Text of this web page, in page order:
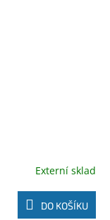
Externí sklad
DO KOŠÍKU